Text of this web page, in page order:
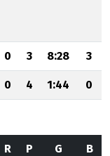
0 3 8:28 3
0 4 1:44 0
R P G B